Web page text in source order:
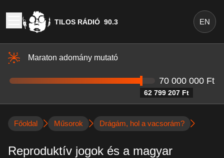
TILOS RÁDIÓ 90.3 EN
Maraton adomány mutató
62 799 207 Ft
70 000 000 Ft
Főoldal Műsorok Drágám, hol a vacsorám?
Reproduktív jogok és a magyar